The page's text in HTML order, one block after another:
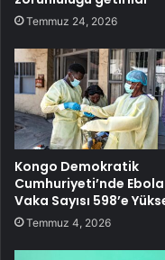
Temmuz 24, 2026
Kongo Demokratik
Cumhuriyeti’nde Ebola
Vaka Sayısı 598’e
Temmuz 4, 2026